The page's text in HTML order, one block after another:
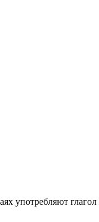
употребляют глагол